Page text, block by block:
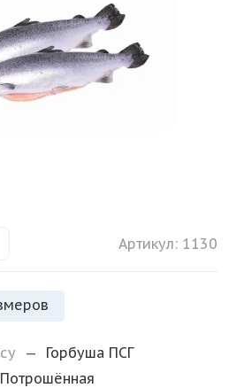
Артикул: 1130
—
Горбуша ПСГ
Потрошённая